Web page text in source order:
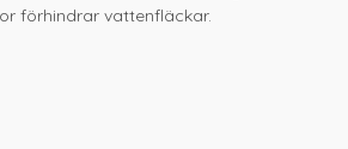
förhindrar vattenfläckar.